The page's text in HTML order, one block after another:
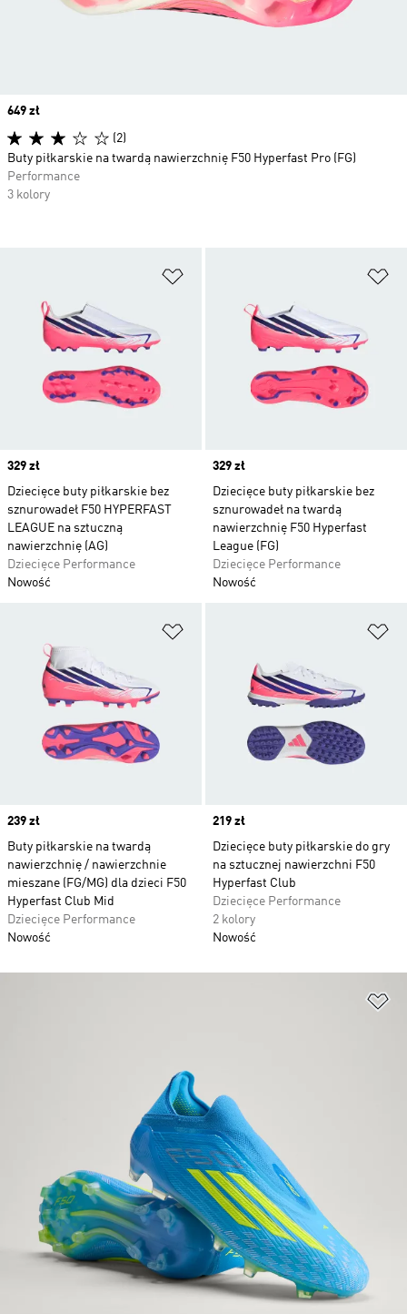
Price
329 zł
Dziecięce buty piłkarskie bez
sznurowadeł F50 HYPERFAST
LEAGUE na sztuczną
nawierzchnię (AG)
Dziecięce Performance
Nowość
Price
329 zł
Dziecięce buty piłkarskie bez
sznurowadeł na twardą
nawierzchnię F50 Hyperfast
League (FG)
Dziecięce Performance
Nowość
Price
239 zł
Buty piłkarskie na twardą
nawierzchnię / nawierzchnie
mieszane (FG/MG) dla dzieci F50
Hyperfast Club Mid
Dziecięce Performance
Nowość
Price
219 zł
Dziecięce buty piłkarskie do gry
na sztucznej nawierzchni F50
Hyperfast Club
Dziecięce Performance
2 kolory
Nowość
Price
649 zł
(2)
Buty piłkarskie na twardą nawierzchnię F50 Hyperfast Pro (FG)
Performance
3 kolory